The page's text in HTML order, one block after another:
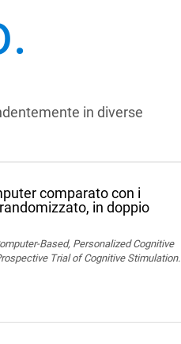
in diverse
comparato con i
in doppio
Based, Personalized Cognitive
Trial of Cognitive Stimulation.